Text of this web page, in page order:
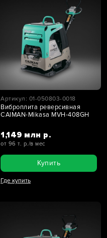
Артикул: 01-050803-0018
Виброплита реверсивная
CAIMAN-Mikasa MVH-408GH
1,149 млн р.
от 96 т. р./в мес
Купить
Где купить